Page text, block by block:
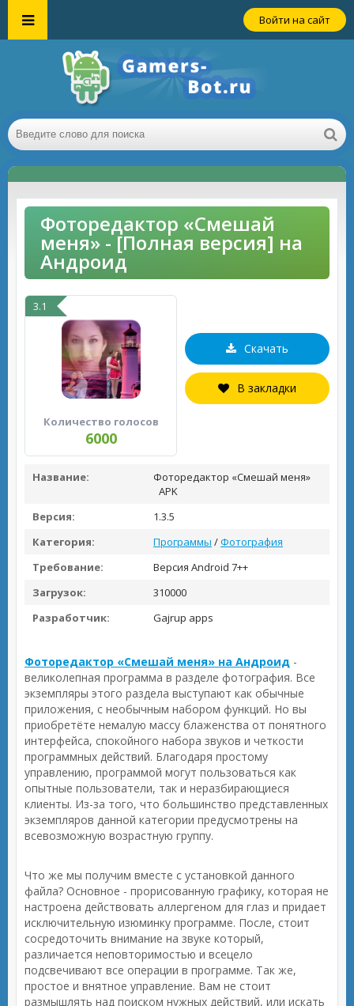
Войти на сайт
Фоторедактор «Смешай
меня» - [Полная версия] на
Андроид
3.1
Количество голосов
6000
Скачать
В закладки
Название:
Фоторедактор «Смешай меня»
APK
Версия:
1.3.5
Категория:
Программы /Фотография
Требование:
Версия Android 7++
Загрузок:
310000
Разработчик:
Gajrup apps
Фоторедактор «Смешай меня» на Андроид -
великолепная программа в разделе фотография. Все
экземпляры этого раздела выступают как обычные
приложения, с необычным набором функций. Но вы
приобретёте немалую массу блаженства от понятного
интерфейса, спокойного набора звуков и четкости
программных действий. Благодаря простому
управлению, программой могут пользоваться как
опытные пользователи, так и неразбирающиеся
клиенты. Из-за того, что большинство представленных
экземпляров данной категории предусмотрены на
всевозможную возрастную группу.
Что же мы получим вместе с установкой данного
файла? Основное - прорисованную графику, которая не
настроена действовать аллергеном для глаз и придает
исключительную изюминку программе. После, стоит
сосредоточить внимание на звуке который,
различается неповторимостью и всецело
подсвечивают все операции в программе. Так же,
простое и внятное управление. Вам не стоит
размышлять над поиском нужных действий, или искать